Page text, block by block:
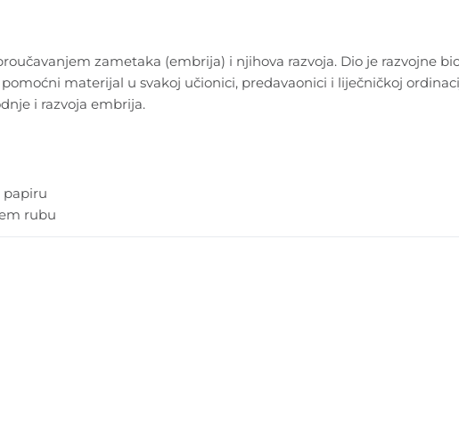
zametaka (embrija) i njihova razvoja. Dio je razvojne
materijal u svakoj učionici, predavaonici i liječničkoj
i razvoja embrija.
papiru
rubu